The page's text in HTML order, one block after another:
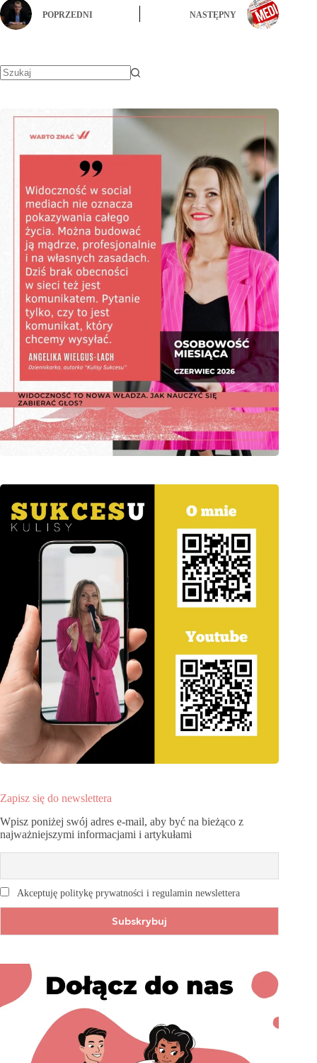
POPRZEDNI NASTĘPNY
Zapisz się do newslettera
Wpisz poniżej swój adres e-mail, aby być na bieżąco z
najważniejszymi informacjami i artykułami
Akceptuję politykę prywatności i regulamin newslettera